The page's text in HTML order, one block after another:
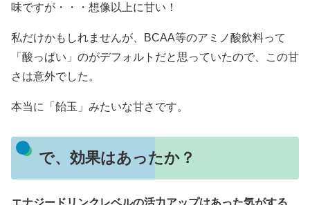
味ですが・・・想像以上に甘い！
私だけかもしれませんが、BCAA等のアミノ酸飲料って
「酸っぱい」のがデフォルトだと思っていたので、この甘
さは意外でした。
本当に「飴玉」みたいな甘さです。
で、効果はあったか？
エナジードリンクレベルの活力アップはあった気がする